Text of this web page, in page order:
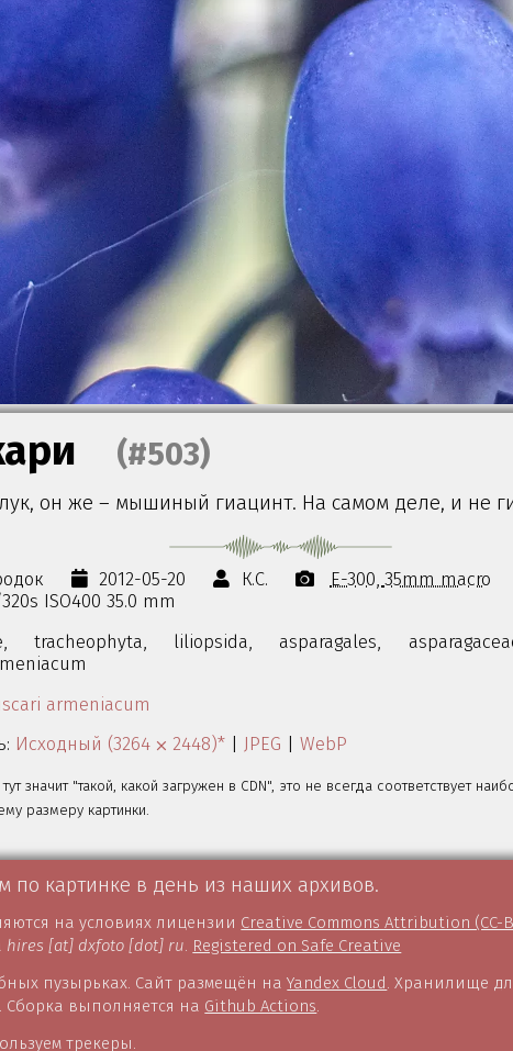
(#503)
он же – мышиный гиацинт. На самом деле, и не
2012-05-20 К.С. E-300 35mm macro
ISO400 35.0 mm
tracheophyta, liliopsida, asparagales,
armeniacum
Исходный (3264 ⨉ 2448)* JPEG WebP
значит "такой, какой загружен в CDN", это не всегда соответствует
размеру картинки.
по картинке в день из наших архивов.
на условиях лицензии Creative Commons Attribution (CC-
hires [at] dxfoto [dot] ru. Registered on Safe Creative
пузырьках. Сайт размещён наYandex Cloud. Хранилище
. Сборка выполняется на Github Actions.
трекеры.